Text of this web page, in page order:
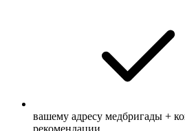
вашему адресу медбригады +